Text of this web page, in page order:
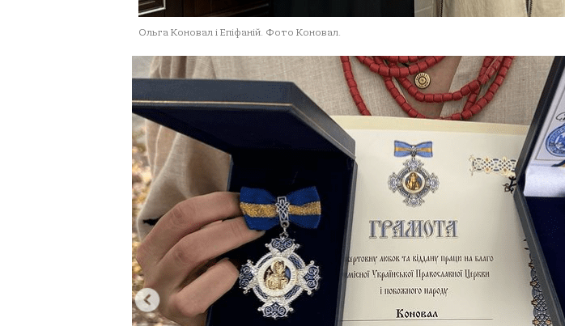
Ольга Коновал і Епіфаній. Фото Коновал.